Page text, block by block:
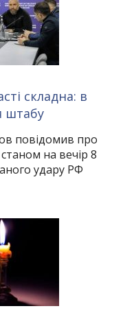
складна: в
штабу
повідомив про
на вечір 8
удару РФ